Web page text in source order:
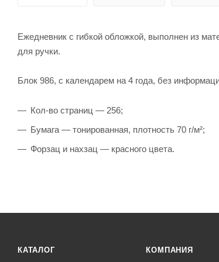
Ежедневник с гибкой обложкой, выполнен из
для ручки.
Блок 986, с календарем на 4 года, без
Кол-во страниц — 256;
Бумага — тонированная, плотность 70 г/м²;
Форзац и нахзац — красного цвета.
КАТАЛОГ КОМПАНИЯ